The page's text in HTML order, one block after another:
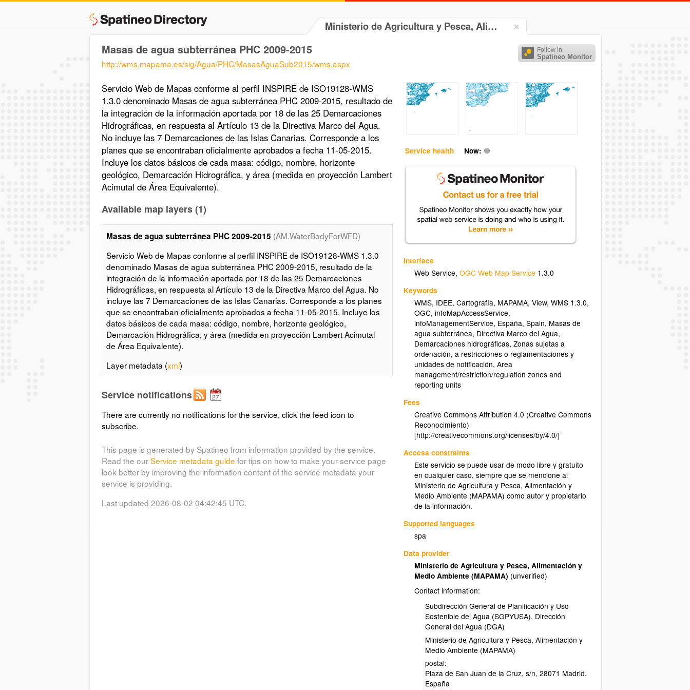
Ministerio de Agricultura y Pesca, Ali…
Follow in
Spatineo Monitor
Masas de agua subterránea PHC 2009-2015
http://wms.mapama.es/sig/Agua/PHC/MasasAguaSub2015/wms.aspx
Service health Now:
Interface
Web Service,OGC Web Map Service 1.3.0
Keywords
WMS, IDEE,Cartografía, MAPAMA,View,WMS 1.3.0,
OGC,infoMapAccessService,
infoManagementService, España,Spain, Masas de
agua subterránea, Directiva Marco del Agua,
Demarcaciones hidrográficas,Zonas sujetas a
ordenación, a restricciones o reglamentaciones y
unidades de notificación,Area
management/restriction/regulation zones and
reporting units
Fees
Creative Commons Attribution 4.0 (Creative Commons
Reconocimiento)
[http://creativecommons.org/licenses/by/4.0/]
Access constraints
Este servicio se puede usar de modo libre y gratuito
en cualquier caso, siempre que se mencione al
Ministerio de Agricultura y Pesca, Alimentación y
Medio Ambiente (MAPAMA) como autor y propietario
de la información.
Supported languages
spa
Data provider
Ministerio de Agricultura y Pesca, Alimentación y
Medio Ambiente (MAPAMA) (unverified)
Contact information:
Subdirección General de Planificación y Uso
Sostenible del Agua (SGPYUSA). Dirección
General del Agua (DGA)
Ministerio de Agricultura y Pesca, Alimentación y
Medio Ambiente (MAPAMA)
postal:
Plaza de San Juan de la Cruz, s/n, 28071 Madrid,
España
Servicio Web de Mapas conforme al perfil INSPIRE de ISO19128-WMS
1.3.0 denominado Masas de agua subterránea PHC 2009-2015, resultado de
la integración de la información aportada por 18 de las 25 Demarcaciones
Hidrográficas, en respuesta al Artículo 13 de la Directiva Marco del Agua.
No incluye las 7 Demarcaciones de las Islas Canarias. Corresponde a los
planes que se encontraban oficialmente aprobados a fecha 11-05-2015.
Incluye los datos básicos de cada masa: código, nombre, horizonte
geológico, Demarcación Hidrográfica, y área (medida en proyección Lambert
Acimutal de Área Equivalente).
Available map layers (1)
Masas de agua subterránea PHC 2009-2015 (AM.WaterBodyForWFD)
Servicio Web de Mapas conforme al perfil INSPIRE de ISO19128-WMS 1.3.0
denominado Masas de agua subterránea PHC 2009-2015, resultado de la
integración de la información aportada por 18 de las 25 Demarcaciones
Hidrográficas, en respuesta al Artículo 13 de la Directiva Marco del Agua. No
incluye las 7 Demarcaciones de las Islas Canarias. Corresponde a los planes
que se encontraban oficialmente aprobados a fecha 11-05-2015. Incluye los
datos básicos de cada masa: código, nombre, horizonte geológico,
Demarcación Hidrográfica, y área (medida en proyección Lambert Acimutal
de Área Equivalente).
Layer metadata (xml)
Service notifications
There are currently no notifications for the service, click the feed icon to
subscribe.
This page is generated by Spatineo from information provided by the service.
Read the ourService metadata guide for tips on how to make your service page
look better by improving the information content of the service metadata your
service is providing.
Last updated 2026-08-02 04:42:45 UTC.